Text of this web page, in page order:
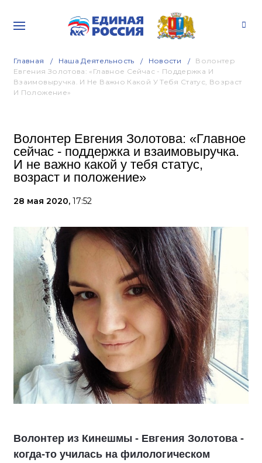
Главная Наша Деятельность Новости
Волонтер
Евгения Золотова: «Главное Сейчас - Поддержка И
Взаимовыручка. И Не Важно Какой У Тебя Статус, Возраст
И Положение»
Волонтер Евгения Золотова: «Главное
сейчас - поддержка и взаимовыручка.
И не важно какой у тебя статус,
возраст и положение»
28 мая 2020, 17:52
Волонтер из Кинешмы - Евгения Золотова -
когда-то училась на филологическом